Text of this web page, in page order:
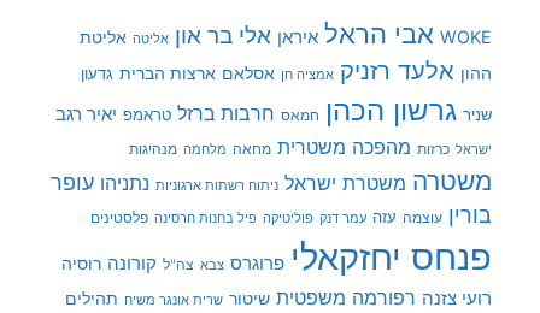
WOKE אבי הראל איראן אלי בר און אליטה אליטת
ההון אלעד רזניק אמציה חן אסלאם ארצות הברית גדעון
שניר גרשון הכהן חמאס חרבות ברזל טראמפ יאיר רגב
ישראל כרזות מהפכה משטרית מחאה מלחמה מנהיגות
משטרה משטרת ישראל ניתוח רשתות ארגוניות נתניהו עופר
בורין עוצמה עזה עמר דנק פוליטיקה פיל בחנות חרסינה פלסטינים
פנחס יחזקאלי פרוגרס צבא צה"ל קורונה רוסיה
רועי צזנה רפורמה משפטית שיטור שרית אונגר משיח תהילים